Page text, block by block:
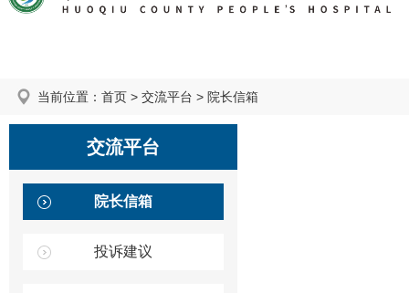
当前位置： 首页 > 交流平台 > 院长信箱
交流平台
院长信箱
投诉建议